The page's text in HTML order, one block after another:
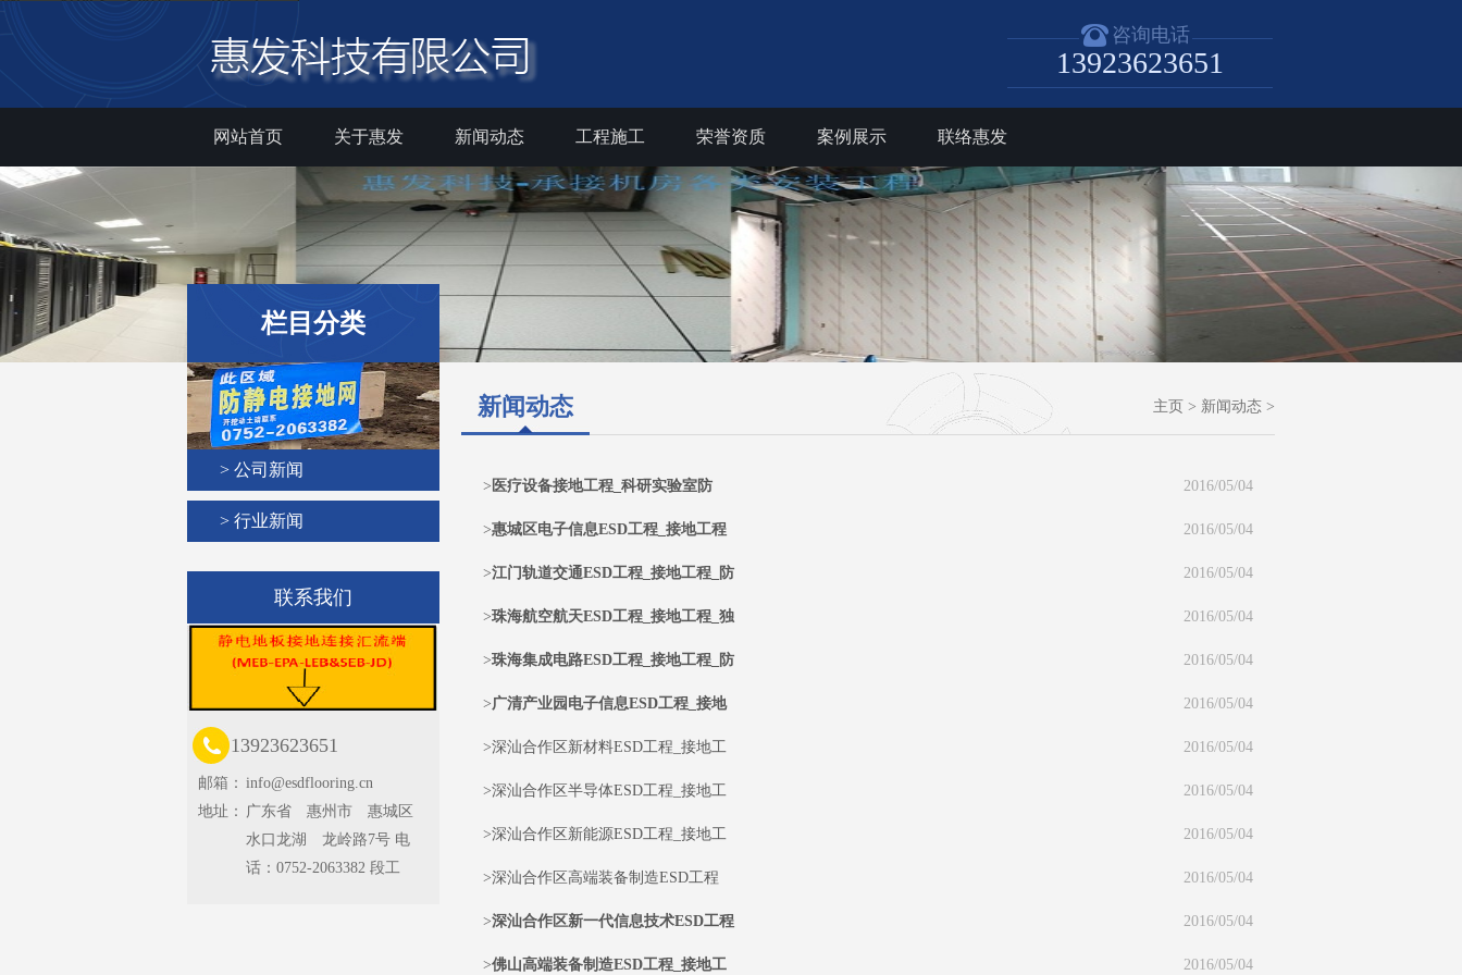
咨询电话
13923623651
网站首页 关于惠发 新闻动态 工程施工 荣誉资质 案例展示 联络惠发
栏目分类
> 公司新闻
> 行业新闻
联系我们
13923623651
邮箱： info@esdflooring.cn
地址： 广东省 惠州市 惠城区
水口龙湖 龙岭路7号 电
话：0752-2063382 段工
新闻动态 主页 > 新闻动态 >
2016/05/04
> 医疗设备接地工程_科研实验室防
2016/05/04
>惠城区电子信息ESD工程_接地工程
2016/05/04
>江门轨道交通ESD工程_接地工程_防
2016/05/04
>珠海航空航天ESD工程_接地工程_独
2016/05/04
>珠海集成电路ESD工程_接地工程_防
2016/05/04
>广清产业园电子信息ESD工程_接地
2016/05/04
>深汕合作区新材料ESD工程_接地工
2016/05/04
>深汕合作区半导体ESD工程_接地工
2016/05/04
>深汕合作区新能源ESD工程_接地工
2016/05/04
>深汕合作区高端装备制造ESD工程
2016/05/04
>深汕合作区新一代信息技术ESD工程
2016/05/04
>佛山高端装备制造ESD工程_接地工